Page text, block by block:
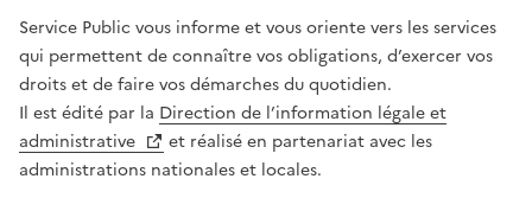
Service Public vous informe et vous oriente vers les services
qui permettent de connaître vos obligations, d’exercer vos
droits et de faire vos démarches du quotidien.
Il est édité par la Direction de l’information légale et
administrative
et réalisé en partenariat avec les
administrations nationales et locales.